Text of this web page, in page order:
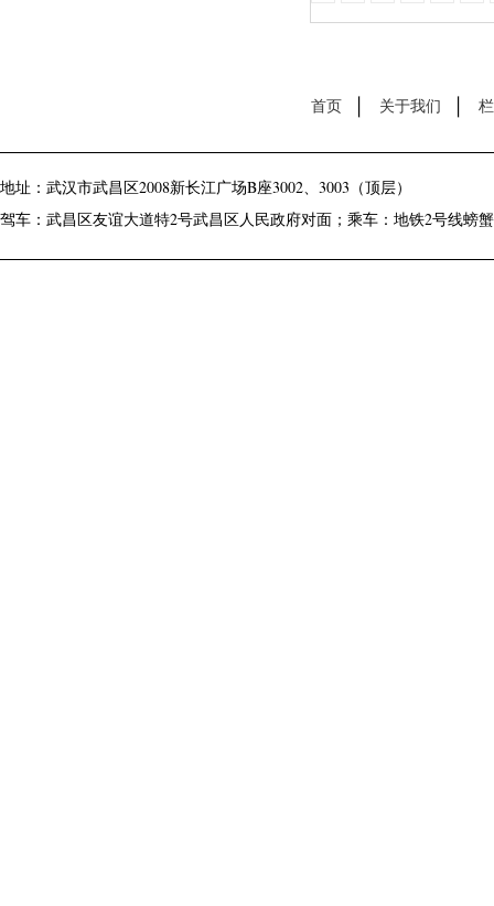
首页 关于我们
地址：武汉市武昌区2008新长江广场B座3002、3003（顶层）
驾车：武昌区友谊大道特2号武昌区人民政府对面；乘车：地铁2号线螃